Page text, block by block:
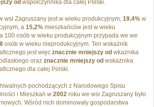
od współczynnika dla całej Polski.
wsi Zagruszany jest w wieku produkcyjnym, 19,4% w
a 15,2% mieszkańców jest w wieku
100 osób w wieku produkcyjnym przypada we we
osób w wieku nieprodukcyjnym. Ten wskaźnik
jest więc znacznie mniejszy od wkażnika
oraz znacznie mniejszy od wskażnika
dla całej Polski.
pochodzących z Narodowego Spisu
i Mieszkań w 2002 roku we wsi Zagruszany było
Wśród nich dominowały gospodarstwa